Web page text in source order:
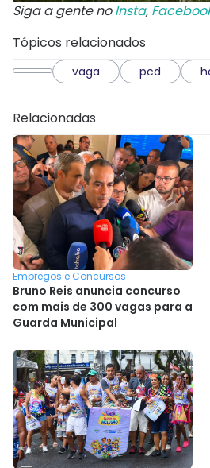
Siga a gente noInsta,
Tópicos relacionados
vaga pcd
Relacionadas
Empregos e Concursos
Bruno Reis anuncia concurso
com mais de 300 vagas para a
Guarda Municipal